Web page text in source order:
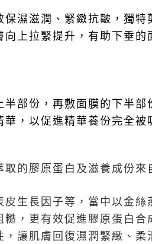
濕滋潤、緊緻抗皺，獨特
向上拉緊提升，有助下垂
部份，再敷面膜的下半
，以促進精華養份完全被
的膠原蛋白及滋養成份來
生長因子等，當中以金
，更有效促進膠原蛋白
讓肌膚回復濕潤緊緻、柔